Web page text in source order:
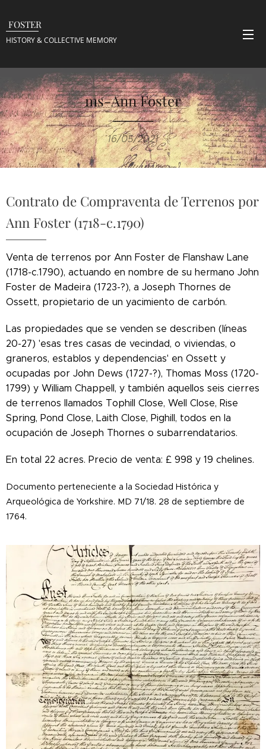
FOSTER
HISTORY & COLLECTIVE MEMORY
ms-Ann Foster
16/05/2021
Contrato de Compraventa de Terrenos por
Ann Foster (1718-c.1790)
Venta de terrenos por Ann Foster de Flanshaw Lane
(1718-c.1790), actuando en nombre de su hermano John
Foster de Madeira (1723-?), a Joseph Thornes de
Ossett, propietario de un yacimiento de carbón.
Las propiedades que se venden se describen (líneas
20-27) 'esas tres casas de vecindad, o viviendas, o
graneros, establos y dependencias' en Ossett y
ocupadas por John Dews (1727-?), Thomas Moss (1720-
1799) y William Chappell, y también aquellos seis cierres
de terrenos llamados Tophill Close, Well Close, Rise
Spring, Pond Close, Laith Close, Pighill, todos en la
ocupación de Joseph Thornes o subarrendatarios.
En total 22 acres. Precio de venta: £ 998 y 19 chelines.
Documento perteneciente a la Sociedad Histórica y
Arqueológica de Yorkshire. MD 71/18. 28 de septiembre de
1764.